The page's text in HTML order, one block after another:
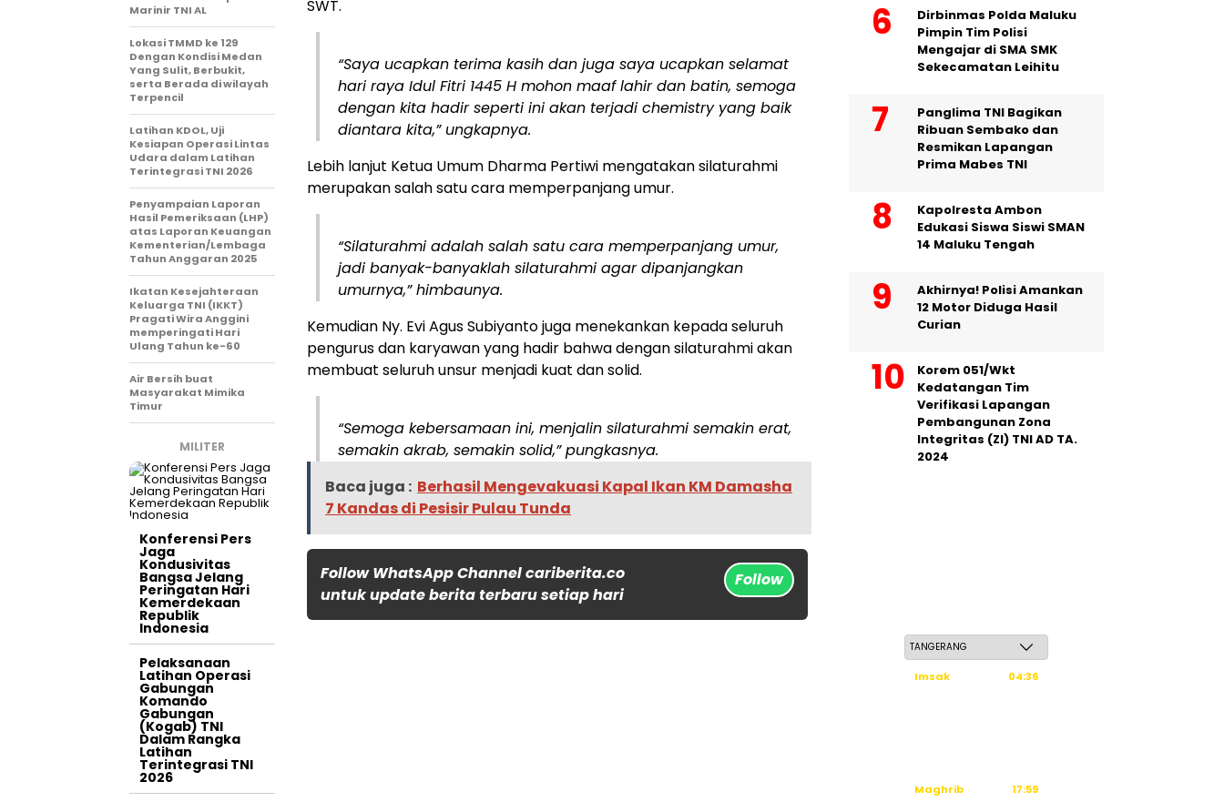
SWT.
“Saya ucapkan terima kasih dan juga saya ucapkan selamat
hari raya Idul Fitri 1445 H mohon maaf lahir dan batin, semoga
dengan kita hadir seperti ini akan terjadi chemistry yang baik
diantara kita,” ungkapnya.
Lebih lanjut Ketua Umum Dharma Pertiwi mengatakan silaturahmi
merupakan salah satu cara memperpanjang umur.
“Silaturahmi adalah salah satu cara memperpanjang umur,
jadi banyak-banyaklah silaturahmi agar dipanjangkan
umurnya,” himbaunya.
Kemudian Ny. Evi Agus Subiyanto juga menekankan kepada seluruh
pengurus dan karyawan yang hadir bahwa dengan silaturahmi akan
membuat seluruh unsur menjadi kuat dan solid.
“Semoga kebersamaan ini, menjalin silaturahmi semakin erat,
semakin akrab, semakin solid,” pungkasnya.
Baca juga : Berhasil Mengevakuasi Kapal Ikan KM Damasha
7 Kandas di Pesisir Pulau Tunda
Follow WhatsApp Channel cariberita.co
untuk update berita terbaru setiap hari
Follow
Marinir TNI AL
Lokasi TMMD ke 129
Dengan Kondisi Medan
Yang Sulit, Berbukit,
serta Berada di wilayah
Terpencil
Latihan KDOL, Uji
Kesiapan Operasi Lintas
Udara dalam Latihan
Terintegrasi TNI 2026
Penyampaian Laporan
Hasil Pemeriksaan (LHP)
atas Laporan Keuangan
Kementerian/Lembaga
Tahun Anggaran 2025
Ikatan Kesejahteraan
Keluarga TNI (IKKT)
Pragati Wira Anggini
memperingati Hari
Ulang Tahun ke-60
Air Bersih buat
Masyarakat Mimika
Timur
MILITER
Konferensi Pers
Jaga
Kondusivitas
Bangsa Jelang
Peringatan Hari
Kemerdekaan
Republik
Indonesia
Pelaksanaan
Latihan Operasi
Gabungan
Komando
Gabungan
(Kogab) TNI
Dalam Rangka
Latihan
Terintegrasi TNI
2026
Dirbinmas Polda Maluku
Pimpin Tim Polisi
Mengajar di SMA SMK
Sekecamatan Leihitu
Panglima TNI Bagikan
Ribuan Sembako dan
Resmikan Lapangan
Prima Mabes TNI
Kapolresta Ambon
Edukasi Siswa Siswi SMAN
14 Maluku Tengah
Akhirnya! Polisi Amankan
12 Motor Diduga Hasil
Curian
Korem 051/Wkt
Kedatangan Tim
Verifikasi Lapangan
Pembangunan Zona
Integritas (ZI) TNI AD TA.
2024
Imsak
04:36
Maghrib
17:59